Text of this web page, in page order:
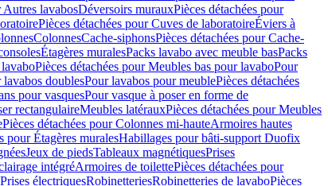
Autres lavabosDéversoirs murauxPièces détachées pour
Pièces détachées pour Cuves de laboratoireÉviers à
ColonnesCache-siphonsPièces détachées pour Cache-
Étagères muralesPacks lavabo avec meuble basPacks
Pièces détachées pour Meubles bas pour lavaboPour
lavabos doublesPour lavabos pour meublePièces détachées
pour vasquesPour vasque à poser en forme de
rectangulaireMeubles latérauxPièces détachées pour Meubles
Pièces détachées pour Colonnes mi-hauteArmoires hautes
pour Étagères muralesHabillages pour bâti-support Duofix
Jeux de piedsTableaux magnétiquesPrises
intégréArmoires de toilettePièces détachées pour
Prises électriquesRobinetteriesRobinetteries de lavaboPièces